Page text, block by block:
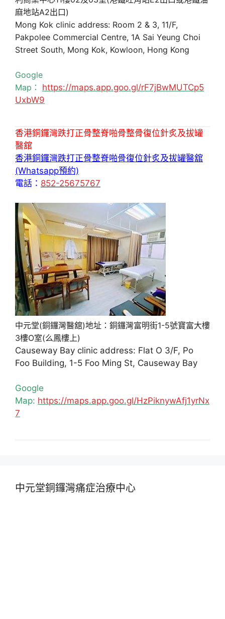
麻地站A2出口)
Mong Kok clinic address: Room 2 & 3, 11/F,
Pakpolee Commercial Centre, 1A Sai Yeung Choi
Street South, Mong Kok, Kowloon, Hong Kong
Google
Map： https://maps.app.goo.gl/rF7jBwMUTCp5
UxbW9
香港銅鑼灣跌打正骨整脊啪骨整骨復位針炙及拔罐
醫舘
香港銅鑼灣跌打正骨整脊啪骨復位針炙及拔罐醫舘
(Whatsapp預約)
電話： 852-25675767
中元堂(銅鑼灣醫舘)地址：銅鑼灣富明街1-5號寶富大樓
3樓O室(么鳳樓上)
Causeway Bay clinic address: Flat O 3/F, Po
Foo Building, 1-5 Foo Ming St, Causeway Bay
Google
Map: https://maps.app.goo.gl/HzPiknywAfj1yrNx
7
中元堂銅鑼灣痛症治療中心